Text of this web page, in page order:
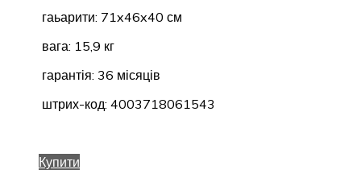
гаьарити: 71x46x40 см
вага: 15,9 кг
гарантія: 36 місяців
штрих-код: 4003718061543
Купити